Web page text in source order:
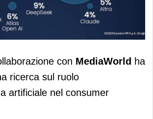
artificiale: un italiano su
con MediaWorld ha
ricerca sul ruolo
artificiale nel consumer